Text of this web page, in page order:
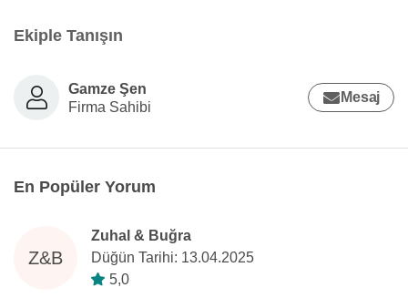
Ekiple Tanışın
Gamze Şen
Firma Sahibi
Mesaj
En Popüler Yorum
Z&B
Zuhal & Buğra
Düğün Tarihi: 13.04.2025
5,0